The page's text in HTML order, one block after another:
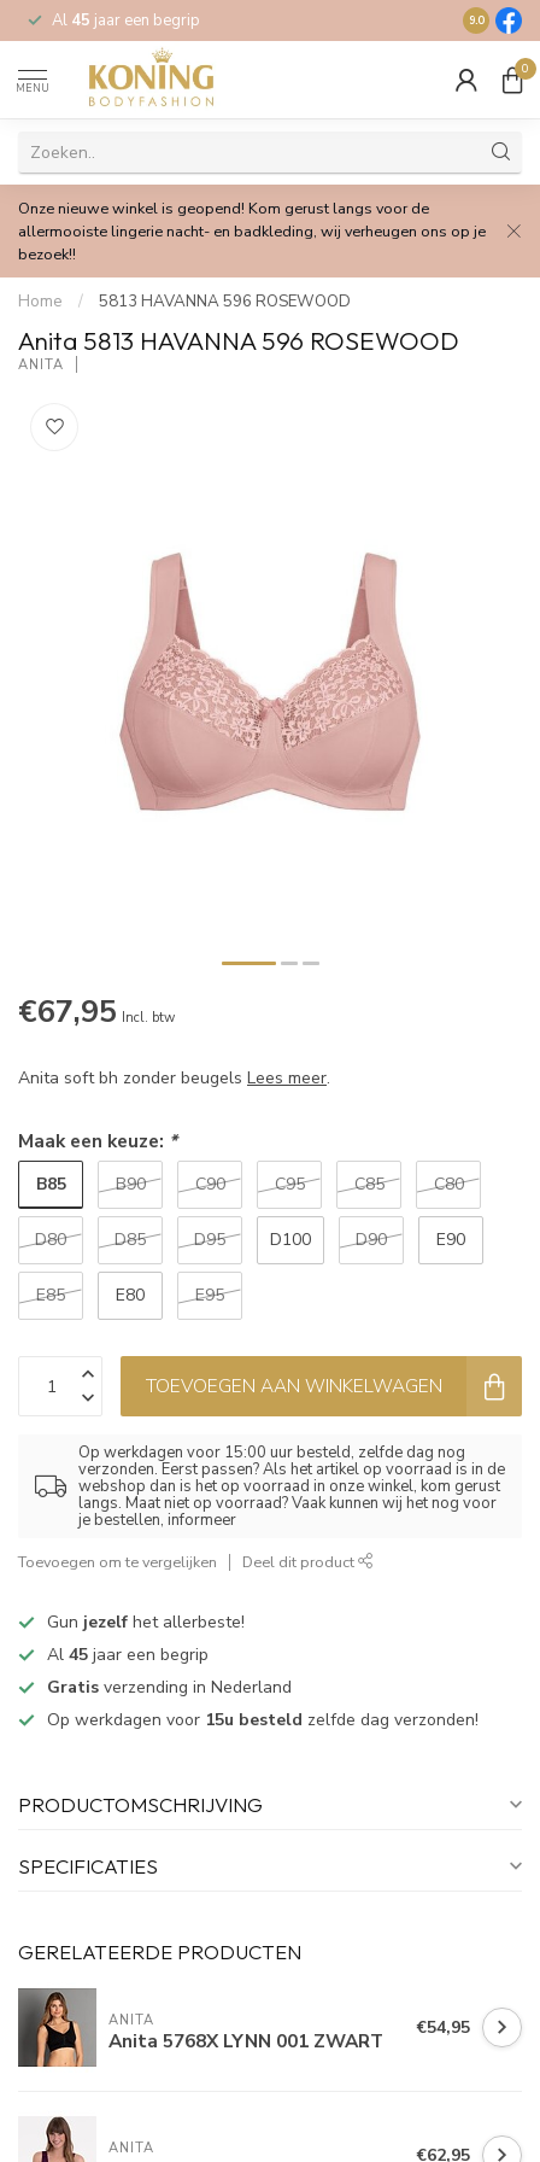
Al 45 jaar een begrip Gratis
9.0
MENU
0
Onze nieuwe winkel is geopend! Kom gerust langs voor de
allermooiste lingerie nacht- en badkleding, wij verheugen ons op je
bezoek!!
Home / 5813 HAVANNA 596 ROSEWOOD
Anita 5813 HAVANNA 596 ROSEWOOD
ANITA
€67,95 Incl. btw
Anita soft bh zonder beugels Lees meer.
Maak een keuze: *
B85 B90 C90 C95 C85 C80
D80 D85 D95 D100 D90 E90
E85 E80 E95
TOEVOEGEN AAN WINKELWAGEN
Op werkdagen voor 15:00 uur besteld, zelfde dag nog
verzonden. Eerst passen? Als het artikel op voorraad is in de
webshop dan is het op voorraad in onze winkel, kom gerust
langs. Maat niet op voorraad? Vaak kunnen wij het nog voor
je bestellen, informeer
Toevoegen om te vergelijken Deel dit product
Gun jezelf het allerbeste!
Al 45 jaar een begrip
Gratis verzending in Nederland
Op werkdagen voor 15u besteld zelfde dag verzonden!
PRODUCTOMSCHRIJVING
SPECIFICATIES
GERELATEERDE PRODUCTEN
ANITA
Anita 5768X LYNN 001 ZWART €54,95
ANITA €62,95